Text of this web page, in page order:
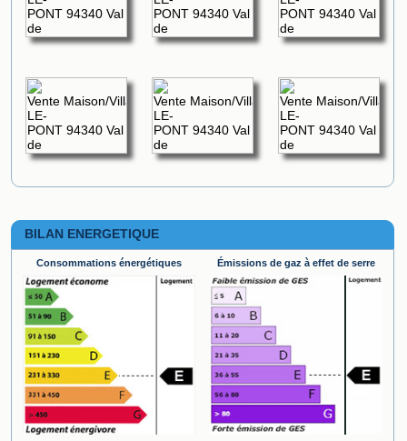
BILAN ENERGETIQUE
Consommations énergétiques Émissions de gaz à effet de serre